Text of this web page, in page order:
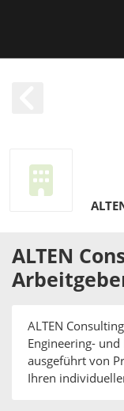
ALTEN
ALTEN
Engineering-
ausgeführt von
Ihren